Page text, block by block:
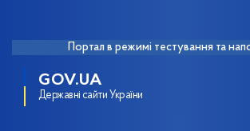
Портал в режимі тестування та
GOV.UA
Державні сайти України